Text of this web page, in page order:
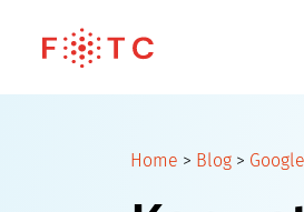
Home > Blog >